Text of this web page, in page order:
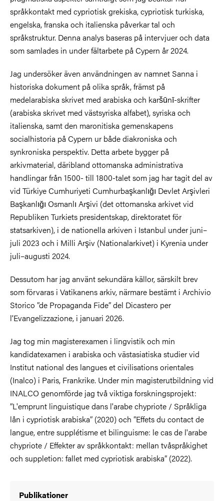
språkkontakt med cypriotisk grekiska, cypriotisk turkiska,
engelska, franska och italienska påverkar tal och
språkstruktur. Denna analys baseras på intervjuer och data
som samlades in under fältarbete på Cypern år 2024.
Jag undersöker även användningen av namnet Sanna i
historiska dokument på olika språk, främst på
medelarabiska skrivet med arabiska och karšūnī-skrifter
(arabiska skrivet med västsyriska alfabet), syriska och
italienska, samt den maronitiska gemenskapens
socialhistoria på Cypern ur både diakroniska och
synkroniska perspektiv. Detta arbete bygger på
arkivmaterial, däribland ottomanska administrativa
handlingar från 1500- till 1800-talet som jag har tagit del av
vid Türkiye Cumhuriyeti Cumhurbaşkanlığı Devlet Arşivleri
Başkanlığı Osmanlı Arşivi (det ottomanska arkivet vid
Republiken Turkiets presidentskap, direktoratet för
statsarkiven), i de nationella arkiven i Istanbul under juni–
juli 2023 och i Milli Arşiv (Nationalarkivet) i Kyrenia under
juli–augusti 2024.
Dessutom har jag använt sekundära källor, särskilt brev
som förvaras i Vatikanens arkiv, närmare bestämt i Archivio
Storico ”de Propaganda Fide” del Dicastero per
l’Evangelizzazione, i januari 2026.
Jag tog min magisterexamen i lingvistik och min
kandidatexamen i arabiska och västasiatiska studier vid
Institut national des langues et civilisations orientales
(Inalco) i Paris, Frankrike. Under min magisterutbildning vid
INALCO genomförde jag två viktiga forskningsprojekt:
”L'emprunt linguistique dans l'arabe chypriote / Språkliga
lån i cypriotisk arabiska” (2020) och ”Effets du contact de
langue, entre supplétisme et bilinguisme: le cas de l'arabe
chypriote / Effekter av språkkontakt: mellan tvåspråkighet
och suppletion: fallet med cypriotisk arabiska” (2022).
Publikationer